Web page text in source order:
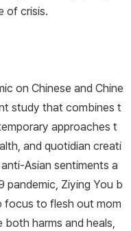
of crisis.
on Chinese and Chine
study that combines t
approaches t
and quotidian creati
Asian sentiments a
pandemic, Ziying You b
focus to flesh out mom
harms and heals,